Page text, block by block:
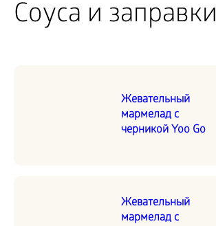
Соуса и заправки
Жевательный
мармелад с
черникой Yoo Go
Жевательный
мармелад с